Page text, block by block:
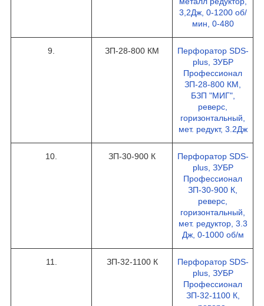
3,2Дж, 0-1200 об/
мин, 0-480
9. ЗП-28-800 КМ
Перфоратор SDS-
plus, ЗУБР
Профессионал
ЗП-28-800 КМ,
БЗП "МИГ",
реверс,
горизонтальный,
мет. редукт, 3.2Дж
10. ЗП-30-900 К
Перфоратор SDS-
plus, ЗУБР
Профессионал
ЗП-30-900 К,
реверс,
горизонтальный,
мет. редуктор, 3.3
Дж, 0-1000 об/м
11. ЗП-32-1100 К
Перфоратор SDS-
plus, ЗУБР
Профессионал
ЗП-32-1100 К,